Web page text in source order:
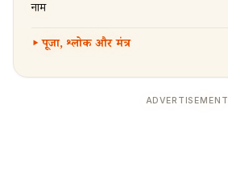
नाम
पूजा, श्लोक और मंत्र
ADVERTISEMENT